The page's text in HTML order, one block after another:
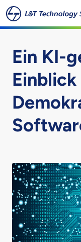
Zum Hauptinhalt
Ein KI-